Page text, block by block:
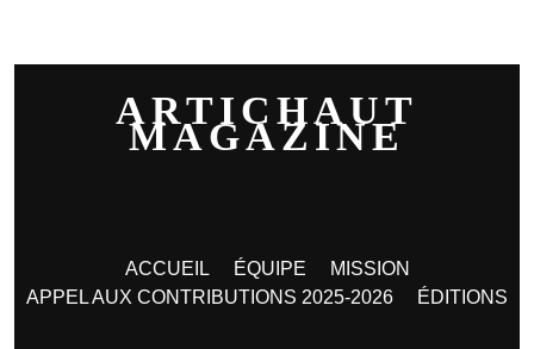
ARTICHAUT
MAGAZINE
ACCUEIL ÉQUIPE
MISSION
APPEL AUX CONTRIBUTIONS 2025-2026
ÉDITIONS